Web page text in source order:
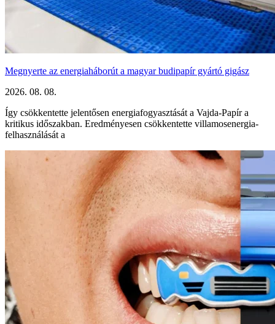
Megnyerte az energiaháborút a magyar budipapír gyártó gigász
2026. 08. 08.
Így csökkentette jelentősen energiafogyasztását a Vajda-Papír a
kritikus időszakban. Eredményesen csökkentette villamosenergia-
felhasználását a